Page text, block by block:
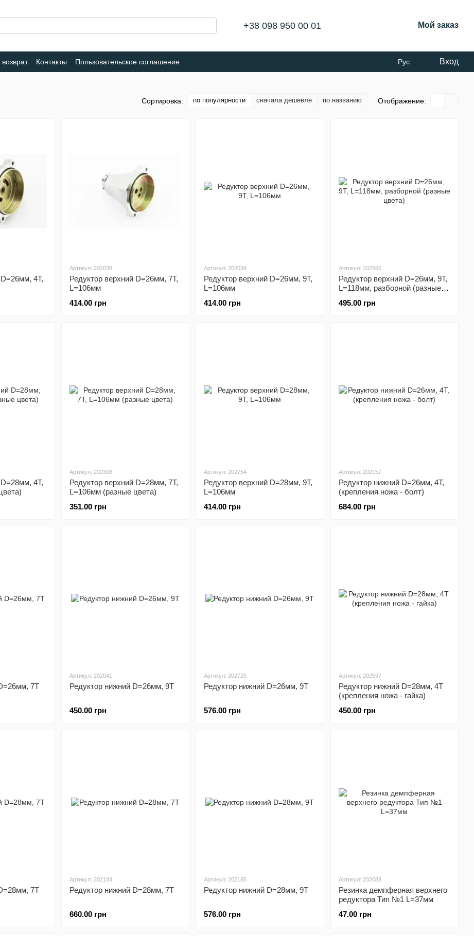
+38 098 950 00 01 Мой заказ
Контакты Пользовательское соглашение Рус Вход
Сортировка: по популярности сначала дешевле по названию Отображение:
4Т,
Артикул: 202038
Редуктор верхний D=26мм, 7T,
L=106мм
414.00 грн
Артикул: 202039
Редуктор верхний D=26мм, 9T,
L=106мм
414.00 грн
Артикул: 202566
Редуктор верхний D=26мм, 9T,
L=118мм, разборной (разные
495.00 грн
4Т,
Артикул: 202308
Редуктор верхний D=28мм, 7T,
L=106мм (разные цвета)
351.00 грн
Артикул: 202754
Редуктор верхний D=28мм, 9T,
L=106мм
414.00 грн
Артикул: 202157
Редуктор нижний D=26мм, 4Т,
(крепления ножа - болт)
684.00 грн
7T
Артикул: 202041
Редуктор нижний D=26мм, 9T
450.00 грн
Артикул: 202725
Редуктор нижний D=26мм, 9T
576.00 грн
Артикул: 202597
Редуктор нижний D=28мм, 4Т
(крепления ножа - гайка)
450.00 грн
7T
Артикул: 202184
Редуктор нижний D=28мм, 7T
660.00 грн
Артикул: 202185
Редуктор нижний D=28мм, 9T
576.00 грн
Артикул: 202088
Резинка демпферная верхнего
редуктора Тип №1 L=37мм
47.00 грн